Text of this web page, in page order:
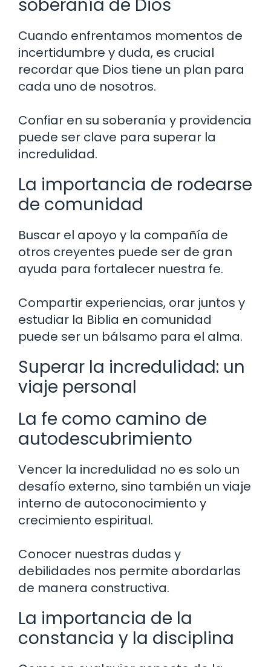
soberanía de Dios
Cuando enfrentamos momentos de
incertidumbre y duda, es crucial
recordar que Dios tiene un plan para
cada uno de nosotros.
Confiar en su soberanía y providencia
puede ser clave para superar la
incredulidad.
La importancia de rodearse
de comunidad
Buscar el apoyo y la compañía de
otros creyentes puede ser de gran
ayuda para fortalecer nuestra fe.
Compartir experiencias, orar juntos y
estudiar la Biblia en comunidad
puede ser un bálsamo para el alma.
Superar la incredulidad: un
viaje personal
La fe como camino de
autodescubrimiento
Vencer la incredulidad no es solo un
desafío externo, sino también un viaje
interno de autoconocimiento y
crecimiento espiritual.
Conocer nuestras dudas y
debilidades nos permite abordarlas
de manera constructiva.
La importancia de la
constancia y la disciplina